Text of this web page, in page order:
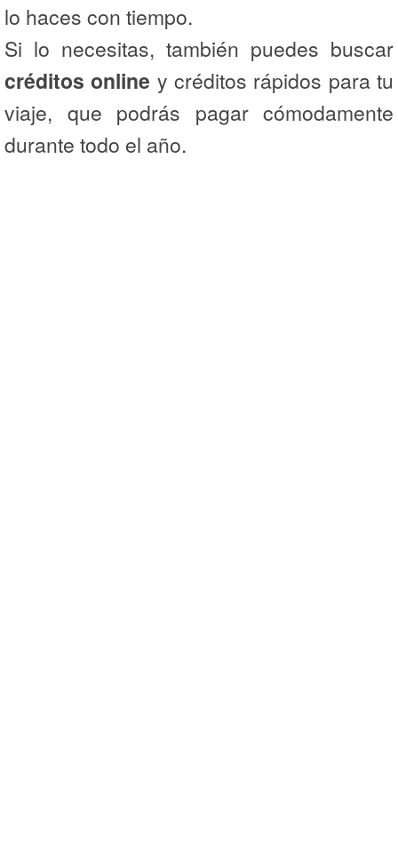
lo haces con tiempo.
Si lo necesitas, también puedes buscar
créditos online y créditos rápidos para tu
viaje, que podrás pagar cómodamente
durante todo el año.